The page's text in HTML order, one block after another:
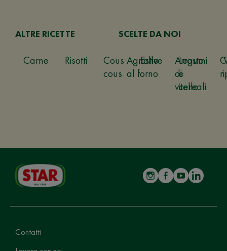
ALTRE RICETTE
Carne Risotti
Cous
cous
Estive
Legumi
e
cereali
SCELTE DA NOI
Agnello
al forno
Arrosto
di
vitello
Contatti